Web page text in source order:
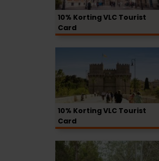
de
Lonja
de
10% Korting VLC Tourist
Card
het
werelderfgoed
10% Korting VLC Tourist
Card
gids
door
Valencia
met
proeverij
horchata
Fietsverhuur